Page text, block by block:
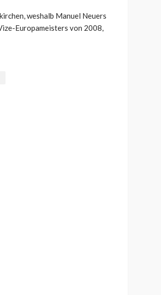
weshalb Manuel Neuers
Europameisters von 2008,